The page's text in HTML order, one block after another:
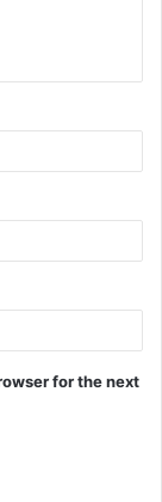
for the next